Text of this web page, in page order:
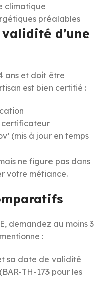
climatique
préalables
d’une
ans et doit être
est bien certifié :
certificateur
(mis à jour en temps
ne figure pas dans
votre méfiance.
demandez au moins 3
:
sa date de validité
TH-173 pour les